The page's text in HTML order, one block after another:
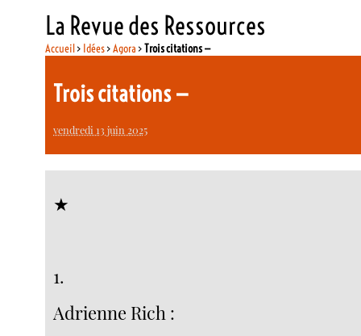
La Revue des Ressources
Accueil> Idées>Agora >Trois citations —
Trois citations —
vendredi 13 juin 2025
★
1.
Adrienne Rich :